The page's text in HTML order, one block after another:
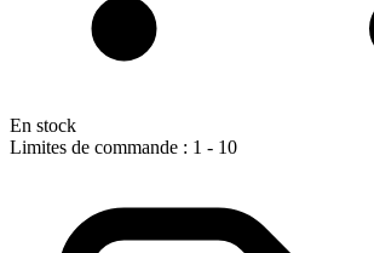
En stock
Limites de commande : 1 - 10